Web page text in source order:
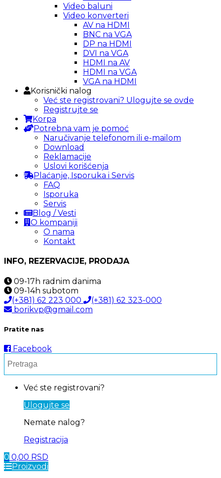
Video baluni
Video konverteri
AV na HDMI
BNC na VGA
DP na HDMI
DVI na VGA
HDMI na AV
HDMI na VGA
VGA na HDMI
Korisnički nalog
Već ste registrovani? Ulogujte se ovde
Registrujte se
Korpa
Potrebna vam je pomoć
Naručivanje telefonom ili e-mailom
Download
Reklamacije
Uslovi korišćenja
Plaćanje, Isporuka i Servis
FAQ
Isporuka
Servis
Blog / Vesti
O kompaniji
O nama
Kontakt
INFO, REZERVACIJE, PRODAJA
09-17h radnim danima
09-14h subotom
(+381) 62 223 000
(+381) 62 323-000
borikvp@gmail.com
Pratite nas
Facebook
Već ste registrovani?
Ulogujte se
Nemate nalog?
Registracija
0 0,00 RSD
Proizvodi